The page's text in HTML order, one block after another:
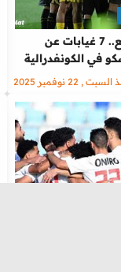
منهم بنتايج وربيع.. 7 غيابات عن
في الكونفدرالية
, 22 نوفمبر 2025